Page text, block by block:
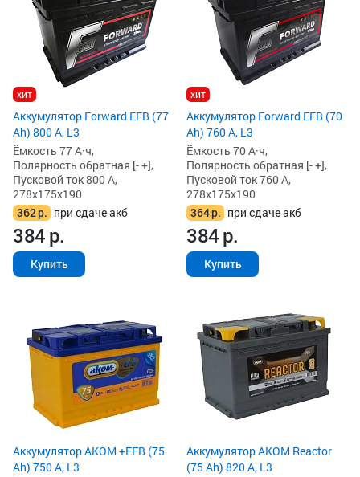
хит
Аккумулятор Forward EFB (77
Ah) 800 А, L3
Ёмкость 77 А·ч,
Полярность обратная [- +],
Пусковой ток 800 А,
278x175x190
362р. при сдаче акб
384р.
Купить
хит
Аккумулятор Forward EFB (70
Ah) 760 А, L3
Ёмкость 70 А·ч,
Полярность обратная [- +],
Пусковой ток 760 А,
278x175x190
364р. при сдаче акб
384р.
Купить
Аккумулятор AKOM +EFB (75
Ah) 750 А, L3
Аккумулятор AKOM Reactor
(75 Ah) 820 А, L3